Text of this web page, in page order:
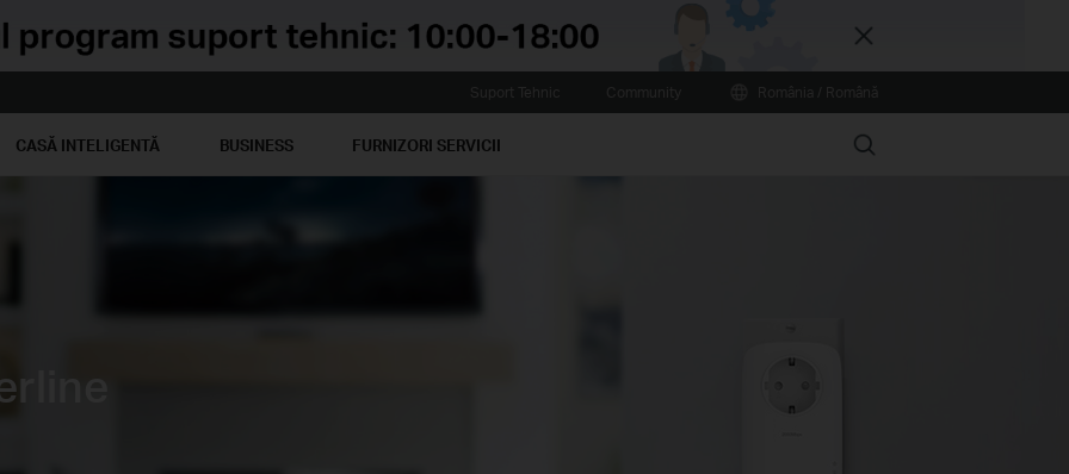
Close
CASĂ INTELIGENTĂ BUSINESS FURNIZORI SERVICII Search